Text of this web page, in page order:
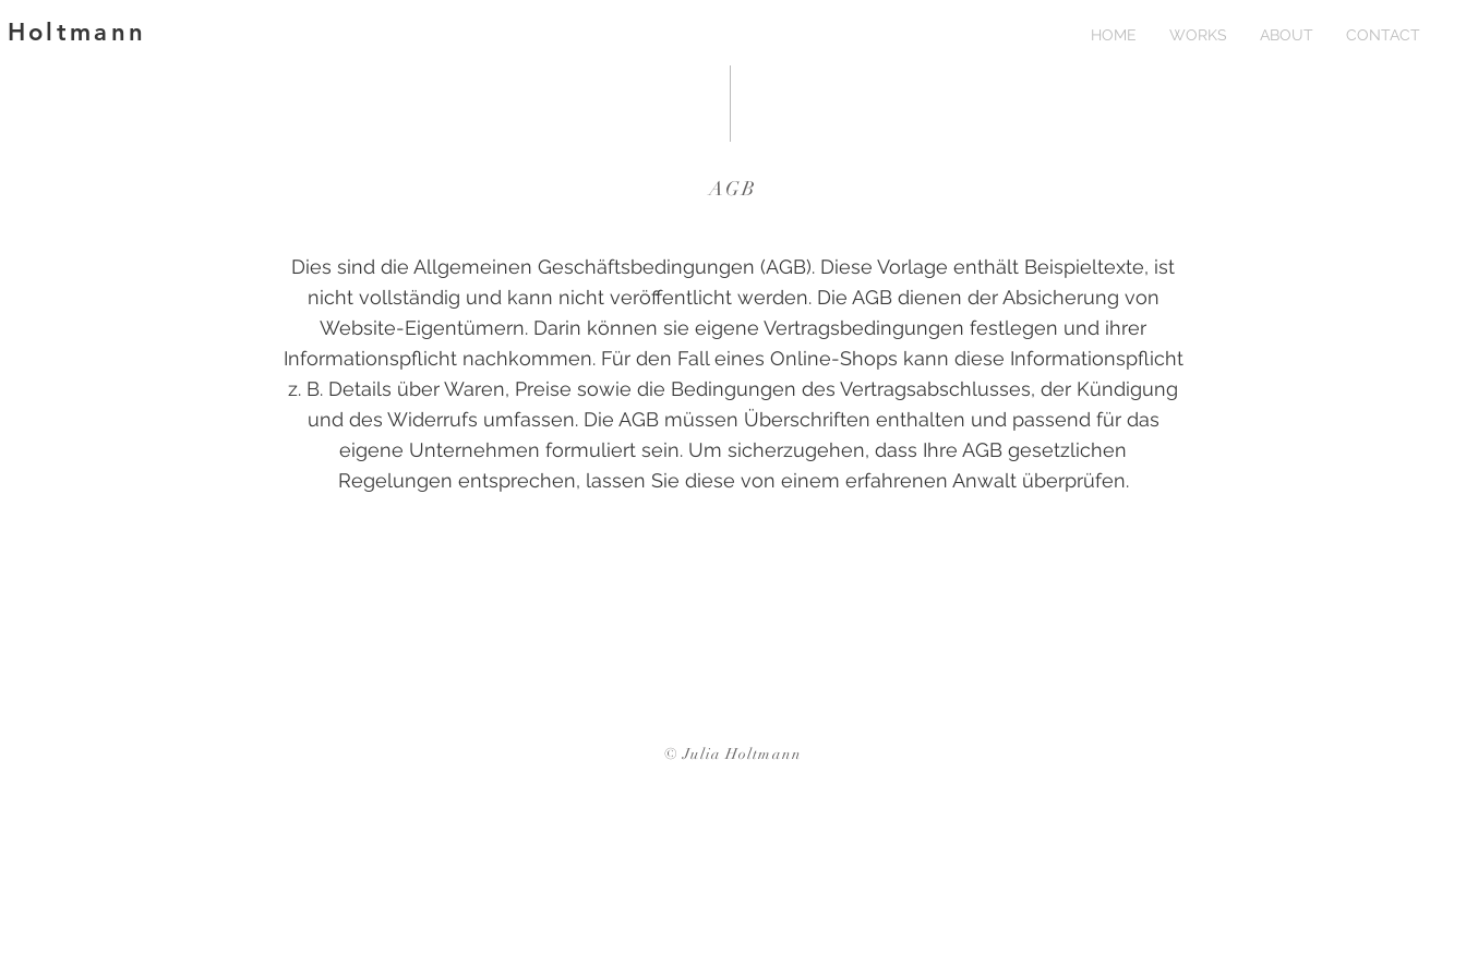
HOME WORKS ABOUT CONTACT
AGB
Dies sind die Allgemeinen Geschäftsbedingungen (AGB). Diese Vorlage enthält Beispieltexte, ist
nicht vollständig und kann nicht veröffentlicht werden. Die AGB dienen der Absicherung von
Website-Eigentümern. Darin können sie eigene Vertragsbedingungen festlegen und ihrer
Informationspflicht nachkommen. Für den Fall eines Online-Shops kann diese Informationspflicht
z. B. Details über Waren, Preise sowie die Bedingungen des Vertragsabschlusses, der Kündigung
und des Widerrufs umfassen. Die AGB müssen Überschriften enthalten und passend für das
eigene Unternehmen formuliert sein. Um sicherzugehen, dass Ihre AGB gesetzlichen
Regelungen entsprechen, lassen Sie diese von einem erfahrenen Anwalt überprüfen.
© Julia Holtmann